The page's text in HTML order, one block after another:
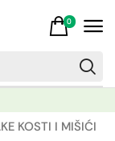
0
KOSTI I MIŠIĆI